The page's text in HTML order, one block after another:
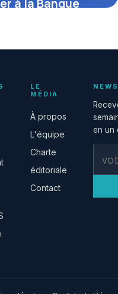
à la Banque
LE
MÉDIA
À propos
L'équipe
Charte
éditoriale
Contact
en un